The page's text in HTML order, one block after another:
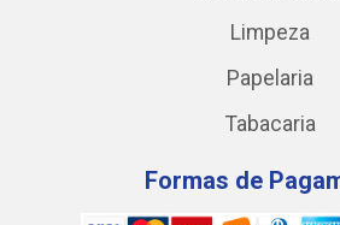
Limpeza
Papelaria
Tabacaria
Formas de